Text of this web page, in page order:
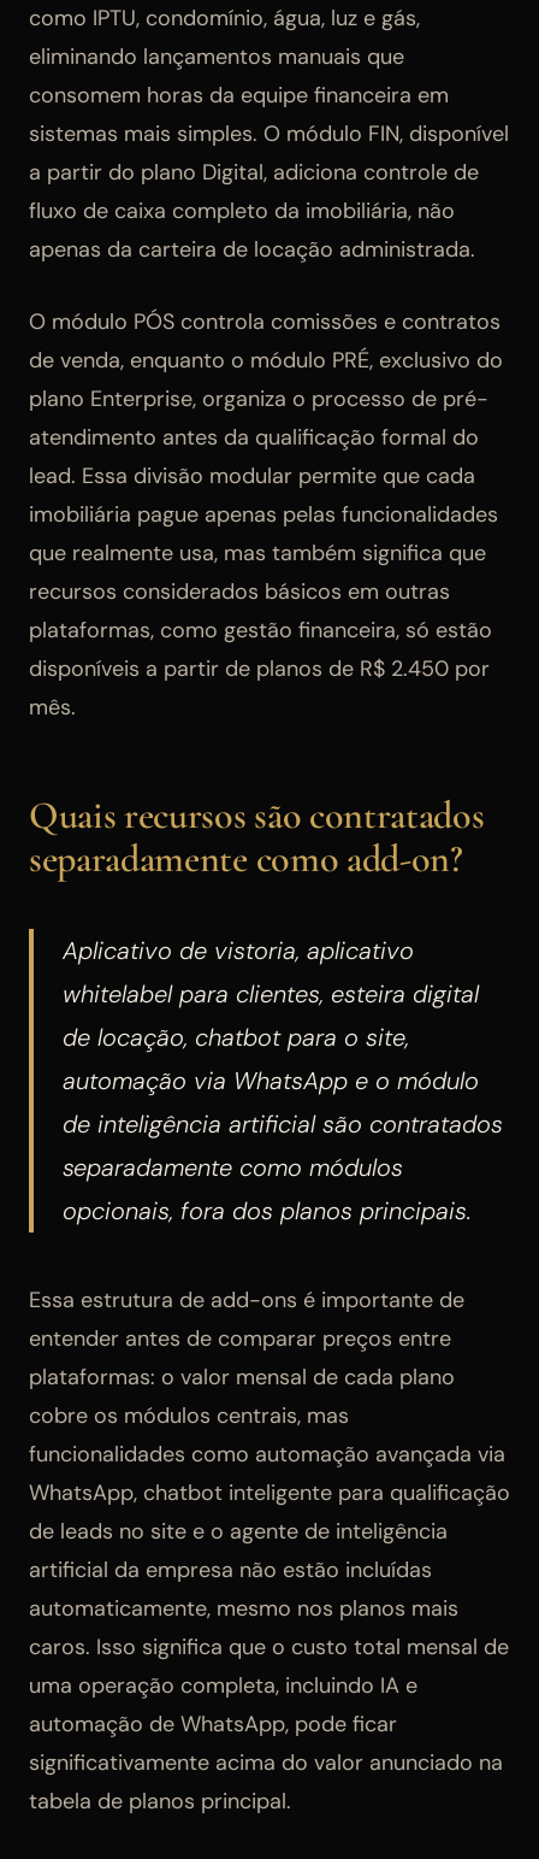
como IPTU, condomínio, água, luz e gás,
eliminando lançamentos manuais que
consomem horas da equipe financeira em
sistemas mais simples. O módulo FIN, disponível
a partir do plano Digital, adiciona controle de
fluxo de caixa completo da imobiliária, não
apenas da carteira de locação administrada.
O módulo PÓS controla comissões e contratos
de venda, enquanto o módulo PRÉ, exclusivo do
plano Enterprise, organiza o processo de pré-
atendimento antes da qualificação formal do
lead. Essa divisão modular permite que cada
imobiliária pague apenas pelas funcionalidades
que realmente usa, mas também significa que
recursos considerados básicos em outras
plataformas, como gestão financeira, só estão
disponíveis a partir de planos de R$ 2.450 por
mês.
Quais recursos são contratados
separadamente como add-on?
Aplicativo de vistoria, aplicativo
whitelabel para clientes, esteira digital
de locação, chatbot para o site,
automação via WhatsApp e o módulo
de inteligência artificial são contratados
separadamente como módulos
opcionais, fora dos planos principais.
Essa estrutura de add-ons é importante de
entender antes de comparar preços entre
plataformas: o valor mensal de cada plano
cobre os módulos centrais, mas
funcionalidades como automação avançada via
WhatsApp, chatbot inteligente para qualificação
de leads no site e o agente de inteligência
artificial da empresa não estão incluídas
automaticamente, mesmo nos planos mais
caros. Isso significa que o custo total mensal de
uma operação completa, incluindo IA e
automação de WhatsApp, pode ficar
significativamente acima do valor anunciado na
tabela de planos principal.